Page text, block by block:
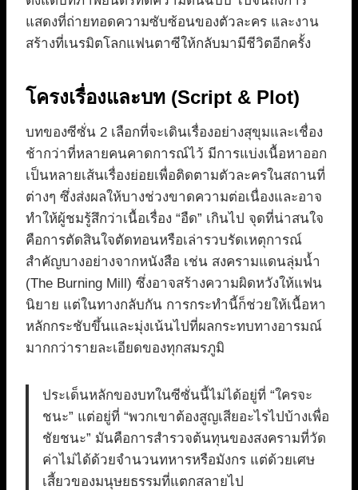
แสดงที่ถ่ายทอดความซับซ้อนของตัวละคร และงาน
สร้างที่เนรมิตโลกแฟนตาซีให้กลับมามีชีวิตอีกครั้ง
โครงเรื่องและบท (Script & Plot)
บทของซีซั่น 2 เลือกที่จะเดินเรื่องอย่างสุขุมและเชื่อง
ช้ากว่าที่หลายคนคาดการณ์ไว้ มีการแบ่งเนื้อหาออก
เป็นหลายเส้นเรื่องย่อยเพื่อติดตามตัวละครในสถานที่
ต่างๆ ซึ่งส่งผลให้บางช่วงขาดความต่อเนื่องและอาจ
ทำให้ผู้ชมรู้สึกว่าเนื้อเรื่อง “อืด” เกินไป จุดที่น่าสนใจ
คือการตัดสินใจตัดทอนหรือเล่ารวบรัดเหตุการณ์
สำคัญบางอย่างจากหนังสือ เช่น สงครามแดนลุ่มน้ำ
(The Burning Mill) ซึ่งอาจสร้างความผิดหวังให้แฟน
นิยาย แต่ในทางกลับกัน การกระทำนี้ก็ช่วยให้เนื้อหา
หลักกระชับขึ้นและมุ่งเน้นไปที่ผลกระทบทางอารมณ์
มากกว่ารายละเอียดของทุกสมรภูมิ
ประเด็นหลักของบทในซีซั่นนี้ไม่ได้อยู่ที่ “ใครจะ
ชนะ” แต่อยู่ที่ “พวกเขาต้องสูญเสียอะไรไปบ้างเพื่อ
ชัยชนะ” มันคือการสำรวจต้นทุนของสงครามที่วัด
ค่าไม่ได้ด้วยจำนวนทหารหรือมังกร แต่ด้วยเศษ
เสี้ยวของมนุษยธรรมที่แตกสลายไป